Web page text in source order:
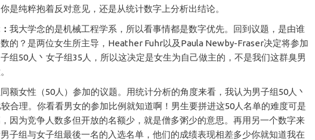
是纯粹抱着反对意见，还是从统计数字上分析出结论。
我大学念的是机械工程学系，所以看事情都是数字优先。回到议题，是由谁
的？是两位女生所主导，Heather Fuhr以及Paula Newby-Fraser决定将参加
组50人丶女子组35人，所以这决定是女生为自己做主的，不是我们这群臭男
额女性（50人）参加的议题。用统计分析的角度来看，我认为男子组50人丶
合理。你看看男女的参加比例就知道啊！男生要拼进这50人名单的难度可是
因为竞争人数多但开放的名额少，就是僧多粥少的意思。再用另一个数字来
子组与女子组最後一名的入选名单，他们的成绩表现相差多少你就知道我在